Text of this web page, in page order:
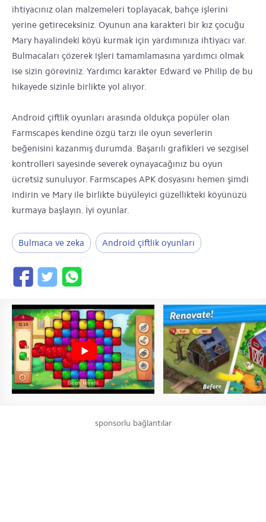
ihtiyacınız olan malzemeleri toplayacak, bahçe işlerini
yerine getireceksiniz. Oyunun ana karakteri bir kız çocuğu
Mary hayalindeki köyü kurmak için yardımınıza ihtiyacı var.
Bulmacaları çözerek işleri tamamlamasına yardımcı olmak
ise sizin göreviniz. Yardımcı karakter Edward ve Philip de bu
hikayede sizinle birlikte yol alıyor.
Android çiftlik oyunları arasında oldukça popüler olan
Farmscapes kendine özgü tarzı ile oyun severlerin
beğenisini kazanmış durumda. Başarılı grafikleri ve sezgisel
kontrolleri sayesinde severek oynayacağınız bu oyun
ücretsiz sunuluyor. Farmscapes APK dosyasını hemen şimdi
indirin ve Mary ile birlikte büyüleyici güzellikteki köyünüzü
kurmaya başlayın. İyi oyunlar.
Bulmaca ve zeka Android çiftlik oyunları
sponsorlu bağlantılar